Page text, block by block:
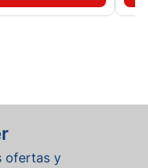
ofertas y